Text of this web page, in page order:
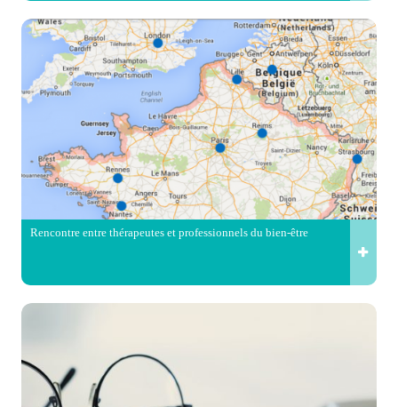
Rencontre entre thérapeutes et professionnels du bien-être